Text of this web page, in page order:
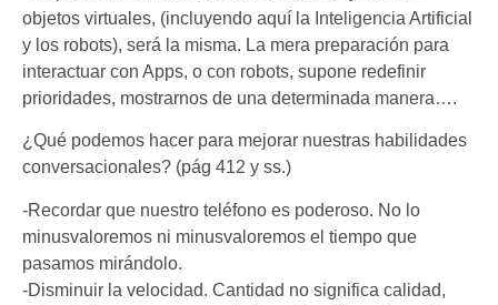
objetos virtuales, (incluyendo aquí la Inteligencia Artificial
y los robots), será la misma. La mera preparación para
interactuar con Apps, o con robots, supone redefinir
prioridades, mostrarnos de una determinada manera….
¿Qué podemos hacer para mejorar nuestras habilidades
conversacionales? (pág 412 y ss.)
-Recordar que nuestro teléfono es poderoso. No lo
minusvaloremos ni minusvaloremos el tiempo que
pasamos mirándolo.
-Disminuir la velocidad. Cantidad no significa calidad,